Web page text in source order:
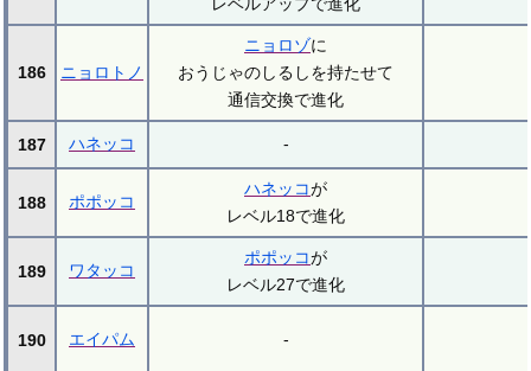
186 ニョロトノ
ニョロゾに
おうじゃのしるしを持たせて
通信交換で進化
187 ハネッコ -
188 ポポッコ
ハネッコが
レベル18で進化
189 ワタッコ
ポポッコが
レベル27で進化
190 エイパム -